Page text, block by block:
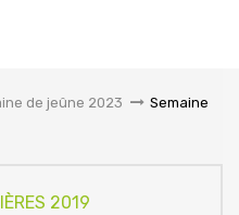
de jeûne 2023 >
Semaine
2019